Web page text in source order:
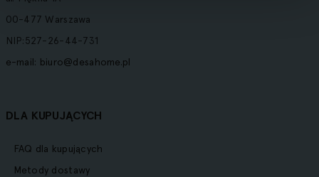
00-477 Warszawa
NIP:527-26-44-731
e-mail: biuro@desahome.pl
DLA KUPUJĄCYCH
FAQ dla kupujących
Metody dostawy